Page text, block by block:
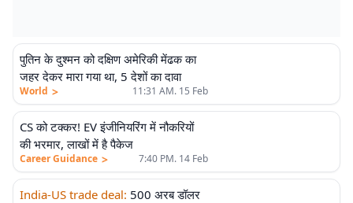
पुतिन के दुश्मन को दक्षिण अमेरिकी मेंढक का
जहर देकर मारा गया था, 5 देशों का दावा
World > 11:31 AM. 15 Feb
CS को टक्कर! EV इंजीनियरिंग में नौकरियों
की भरमार, लाखों में है पैकेज
Career Guidance > 7:40 PM. 14 Feb
India-US trade deal: 500 अरब डॉलर